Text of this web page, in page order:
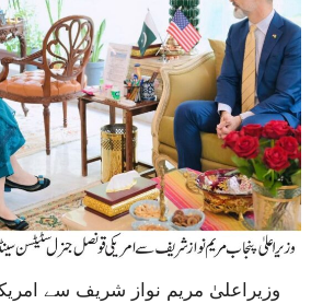
وزیراعلیٰ مریم نواز شریف سے